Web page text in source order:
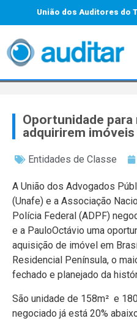
União dos Auditores do
Oportunidade
adquirirem
Entidades de Classe
A União dos Advogados
(Unafe) e a Associação
Polícia Federal (ADPF)
e a PauloOctávio uma
aquisição de imóvel em
Residencial Península, o
fechado e planejado da
São unidade de 158m² e
negociado já está 20%